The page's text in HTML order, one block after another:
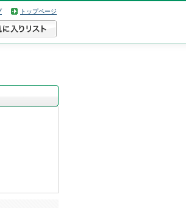
トップページ